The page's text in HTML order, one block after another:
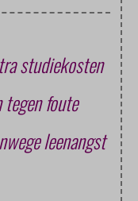
studiekosten
foute
leenangst